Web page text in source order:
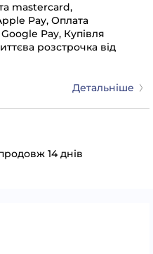
mastercard,
Pay, Оплата
Pay, Купівля
розстрочка від
Детальніше
14 днів